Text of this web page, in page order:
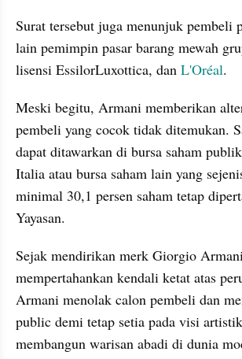
Surat tersebut juga menunjuk pembeli
lain pemimpin pasar barang mewah
lisensi EssilorLuxottica, dan L'Oréal.
Meski begitu, Armani memberikan
pembeli yang cocok tidak ditemukan.
dapat ditawarkan di bursa saham
Italia atau bursa saham lain yang
minimal 30,1 persen saham tetap
Yayasan.
Sejak mendirikan merk Giorgio
mempertahankan kendali ketat atas
Armani menolak calon pembeli dan
public demi tetap setia pada visi
membangun warisan abadi di dunia